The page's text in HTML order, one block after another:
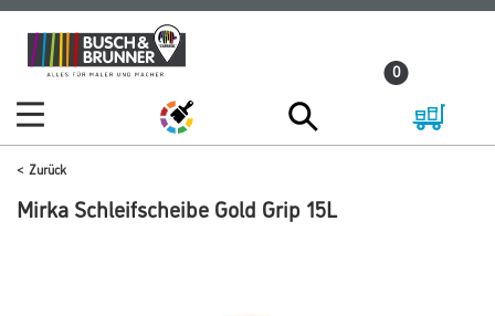
Zum
Inhalt
Zum
Navigationsmenü
0
Zurück
Mirka Schleifscheibe Gold Grip 15L